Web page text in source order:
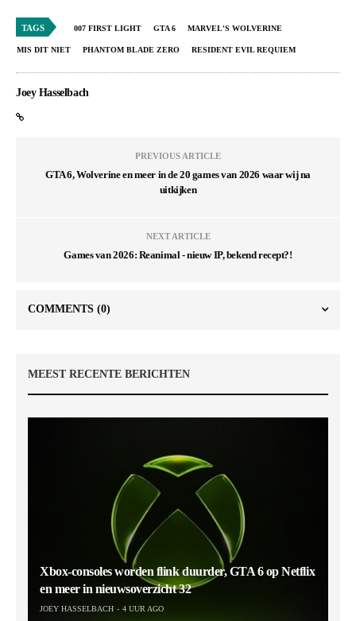
TAGS 007 FIRST LIGHT GTA 6 MARVEL'S WOLVERINE
MIS DIT NIET PHANTOM BLADE ZERO RESIDENT EVIL REQUIEM
Joey Hasselbach
PREVIOUS ARTICLE
GTA 6, Wolverine en meer in de 20 games van 2026 waar wij na
uitkijken
NEXT ARTICLE
Games van 2026: Reanimal - nieuw IP, bekend recept?!
COMMENTS (0)
MEEST RECENTE BERICHTEN
Xbox-consoles worden flink duurder, GTA 6 op Netflix
en meer in nieuwsoverzicht 32
JOEY HASSELBACH 4 UUR AGO